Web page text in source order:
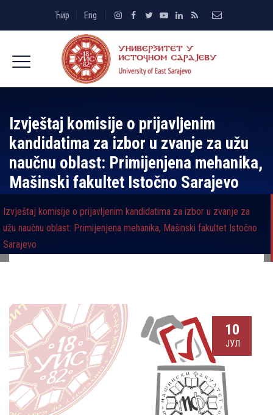
Ћир Eng
Izvještaj komisije o prijavlјenim
kandidatima za izbor u zvanje za užu
naučnu oblast: Primijenjena mehanika,
Mašinski fakultet Istočno Sarajevo
Izvještaj komisije o prijavlјenim kandidatima za izbor u zvanje za
užu naučnu oblast: Primijenjena mehanika, Mašinski fakultet Istočno
Sarajevo
10
ЈУЛ